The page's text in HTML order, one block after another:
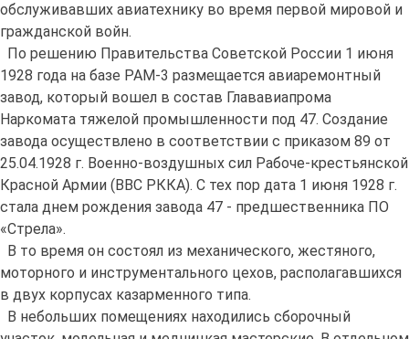
обслуживавших авиатехнику во время первой мировой и
гражданской войн.
По решению Правительства Советской России 1 июня
1928 года на базе РАМ-3 размещается авиаремонтный
завод, который вошел в состав Глававиапрома
Наркомата тяжелой промышленности под 47. Создание
завода осуществлено в соответствии с приказом 89 от
25.04.1928 г. Военно-воздушных сил Рабоче-крестьянской
Красной Армии (ВВС РККА). С тех пор дата 1 июня 1928 г.
стала днем рождения завода 47 - предшественника ПО
«Стрела».
В то время он состоял из механического, жестяного,
моторного и инструментального цехов, располагавшихся
в двух корпусах казарменного типа.
В небольших помещениях находились сборочный